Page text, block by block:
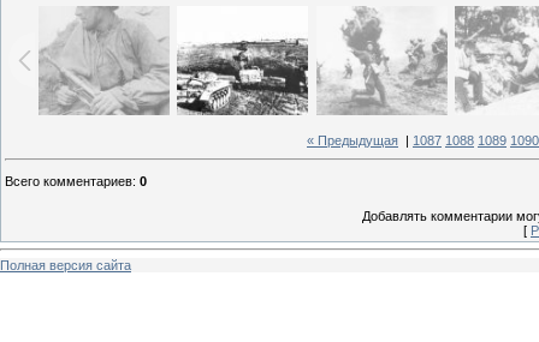
« Предыдущая 1087 1088 1089 1090
Всего комментариев: 0
Добавлять комментарии
[
Полная версия сайта